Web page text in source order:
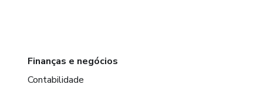
Finanças e negócios
Contabilidade